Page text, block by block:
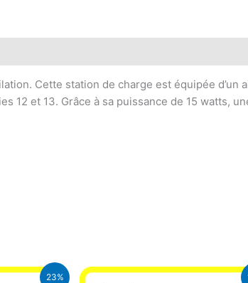
Cette station de charge est équipée d’un
12 et 13. Grâce à sa puissance de 15 watts,
23%
Le
Le